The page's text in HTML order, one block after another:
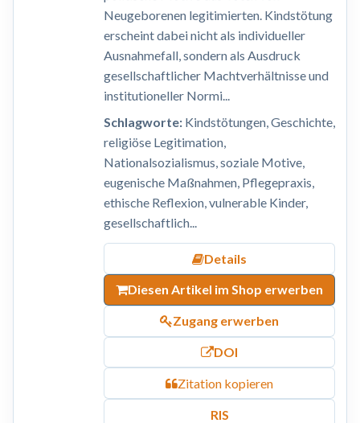
Neugeborenen legitimierten. Kindstötung
erscheint dabei nicht als individueller
Ausnahmefall, sondern als Ausdruck
gesellschaftlicher Machtverhältnisse und
institutioneller Normi...
Schlagworte:Kindstötungen, Geschichte,
religiöse Legitimation,
Nationalsozialismus, soziale Motive,
eugenische Maßnahmen, Pflegepraxis,
ethische Reflexion, vulnerable Kinder,
gesellschaftlich...
Details
Diesen Artikel im Shop erwerben
Zugang erwerben
DOI
Zitation kopieren
RIS